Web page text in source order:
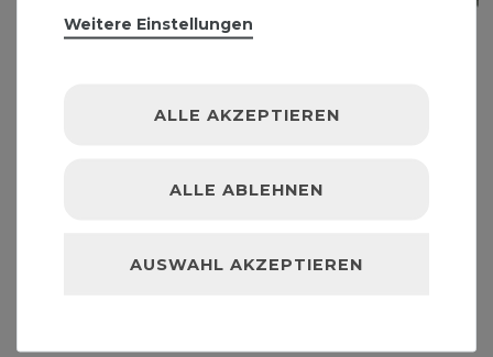
| 159,50 € / Stück
Weitere Einstellungen
ALLE AKZEPTIEREN
ALLE ABLEHNEN
AUSWAHL AKZEPTIEREN